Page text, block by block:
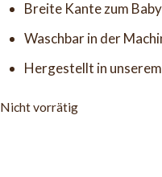
Breite Kante zum
Waschbar in der
Hergestellt in
Nicht vorrätig